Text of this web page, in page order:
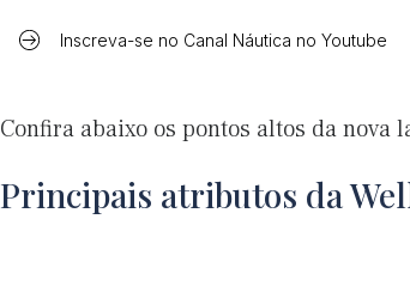
Inscreva-se no Canal Náutica no Youtube
Confira abaixo os pontos altos da nova
Principais atributos da